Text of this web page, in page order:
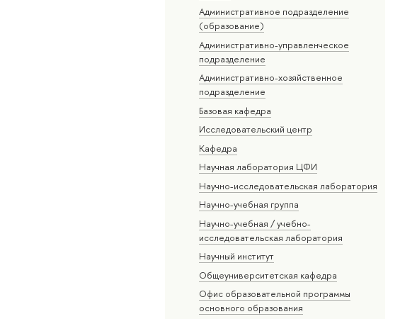
Административное подразделение
(образование)
Административно-управленческое
подразделение
Административно-хозяйственное
подразделение
Базовая кафедра
Исследовательский центр
Кафедра
Научная лаборатория ЦФИ
Научно-исследовательская лаборатория
Научно-учебная группа
Научно-учебная / учебно-
исследовательская лаборатория
Научный институт
Общеуниверситетская кафедра
Офис образовательной программы
основного образования